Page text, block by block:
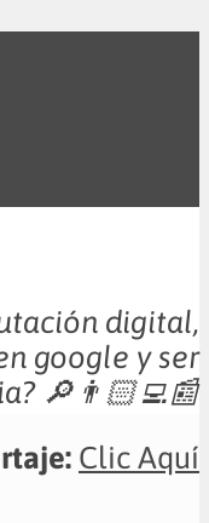
digital,
google y ser
🔎👨🏻‍💻📰
Clic Aquí